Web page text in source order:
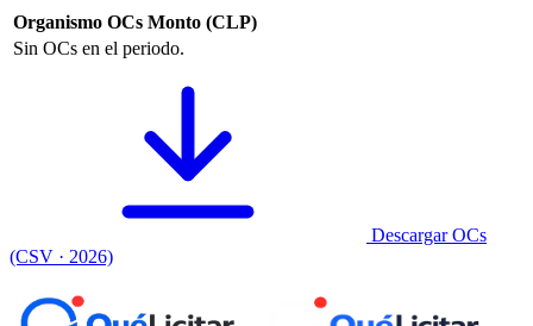
Organismo OCs Monto (CLP)
Sin OCs en el periodo.
Descargar OCs
(CSV · 2026)